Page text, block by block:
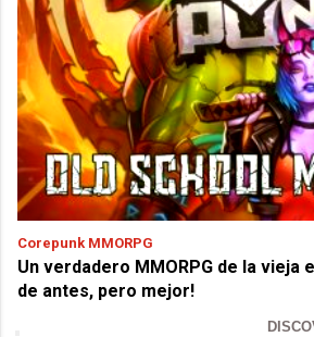
Corepunk MMORPG
Un verdadero MMORPG de la vieja
de antes, pero mejor!